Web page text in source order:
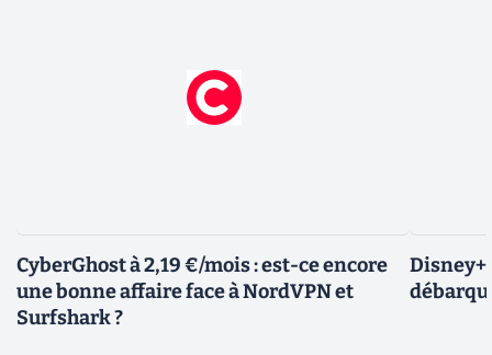
CyberGhost à 2,19 €/mois : est-ce encore
une bonne affaire face à NordVPN et
Surfshark ?
Disney+